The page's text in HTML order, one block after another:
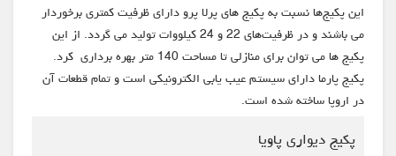
این پکیج‌ها نسبت به پکیج‌ های پرلا پرو دارای ظرفیت کمتری برخوردار
می باشند و در ظرفیت‌های 22 و 24 کیلووات تولید می گردد. از این
پکیج ‌ها می ‌توان برای منازلی تا مساحت 140 متر بهره برداری کرد.
پکیج پارما دارای سیستم عیب یابی الکترونیکی است و تمام قطعات آن
در اروپا ساخته شده است.
پکیج دیواری پاویا